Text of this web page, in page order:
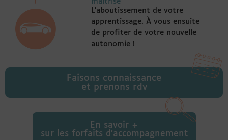
L’aboutissement de votre
apprentissage. À vous ensuite
de profiter de votre nouvelle
autonomie !
Faisons connaissance
et prenons rdv
En savoir +
sur les forfaits d’accompagnement